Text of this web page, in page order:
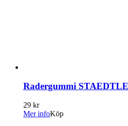
Radergummi
29 kr
Mer infoKöp